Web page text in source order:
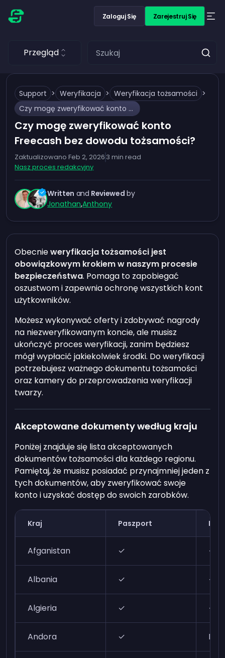
Zaloguj Się Zarejestruj Się
Przegląd
Support > Weryfikacja > Weryfikacja tożsamości >
Czy mogę zweryfikować konto Freecash bez dowodu tożsamości?
Czy mogę zweryfikować konto
Freecash bez dowodu tożsamości?
Zaktualizowano Feb 2, 2026 3 min read
Nasz proces redakcyjny
Written and Reviewed by
Jonathan,Anthony
Obecnieweryfikacja tożsamości jest
obowiązkowym krokiem w naszym procesie
bezpieczeństwa. Pomaga to zapobiegać
oszustwom i zapewnia ochronę wszystkich kont
użytkowników.
Możesz wykonywać oferty i zdobywać nagrody
na niezweryfikowanym koncie, ale musisz
ukończyć proces weryfikacji, zanim będziesz
mógł wypłacić jakiekolwiek środki. Do weryfikacji
potrzebujesz ważnego dokumentu tożsamości
oraz kamery do przeprowadzenia weryfikacji
twarzy.
Akceptowane dokumenty według kraju
Poniżej znajduje się lista akceptowanych
dokumentów tożsamości dla każdego regionu.
Pamiętaj, że musisz posiadać przynajmniej jeden z
tych dokumentów, aby zweryfikować swoje
konto i uzyskać dostęp do swoich zarobków.
Kraj Paszport
Afganistan ✓ ✓
Albania ✓ ✓
Algieria ✓ ✓
Andora ✓ N/A